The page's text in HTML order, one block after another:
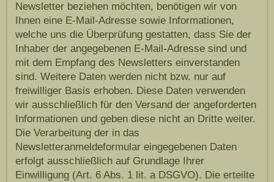
Newsletter beziehen möchten, benötigen wir von
Ihnen eine E-Mail-Adresse sowie Informationen,
welche uns die Überprüfung gestatten, dass Sie der
Inhaber der angegebenen E-Mail-Adresse sind und
mit dem Empfang des Newsletters einverstanden
sind. Weitere Daten werden nicht bzw. nur auf
freiwilliger Basis erhoben. Diese Daten verwenden
wir ausschließlich für den Versand der angeforderten
Informationen und geben diese nicht an Dritte weiter.
Die Verarbeitung der in das
Newsletteranmeldeformular eingegebenen Daten
erfolgt ausschließlich auf Grundlage Ihrer
Einwilligung (Art. 6 Abs. 1 lit. a DSGVO). Die erteilte